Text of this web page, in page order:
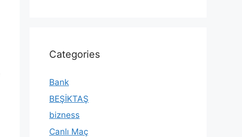
Categories
Bank
BEŞİKTAŞ
bizness
Canlı Maç